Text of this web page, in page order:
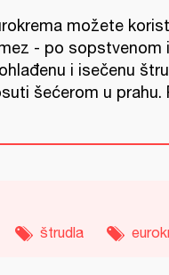
možete
- po sopstvenom
i isečenu
šećerom u prahu.
štrudla